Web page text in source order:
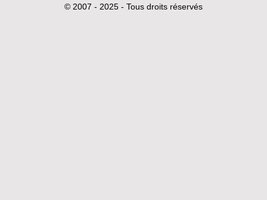
© 2007 - 2025 - Tous droits réservés